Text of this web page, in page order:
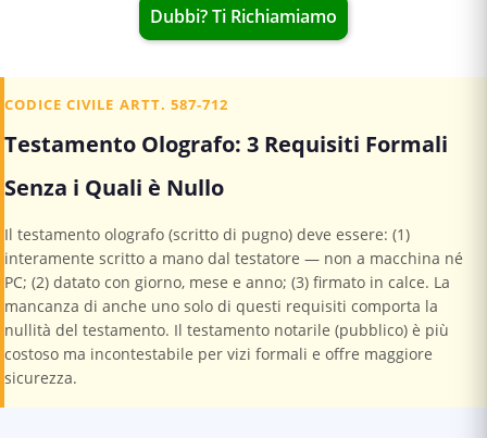
Dubbi? Ti Richiamiamo
CODICE CIVILE ARTT. 587-712
Testamento Olografo: 3 Requisiti Formali
Senza i Quali è Nullo
Il testamento olografo (scritto di pugno) deve essere: (1)
interamente scritto a mano dal testatore — non a macchina né
PC; (2) datato con giorno, mese e anno; (3) firmato in calce. La
mancanza di anche uno solo di questi requisiti comporta la
nullità del testamento. Il testamento notarile (pubblico) è più
costoso ma incontestabile per vizi formali e offre maggiore
sicurezza.